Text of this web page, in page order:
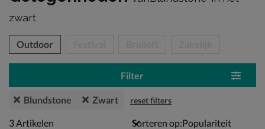
zwart
over
Outdoor
Filter
Blundstone Zwart reset filters
3 artikelen
3Artikelen Sorteren op: